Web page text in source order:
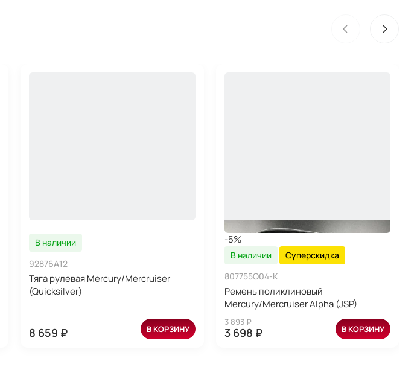
В наличии
92876A12
Тяга рулевая Mercury/Mercruiser
(Quicksilver)
8 659 ₽ В КОРЗИНУ
-5%
В наличии
Суперскидка
807755Q04-K
Ремень поликлиновый
Mercury/Mercruiser Alpha (JSP)
3 893 ₽
3 698 ₽ В КОРЗИНУ